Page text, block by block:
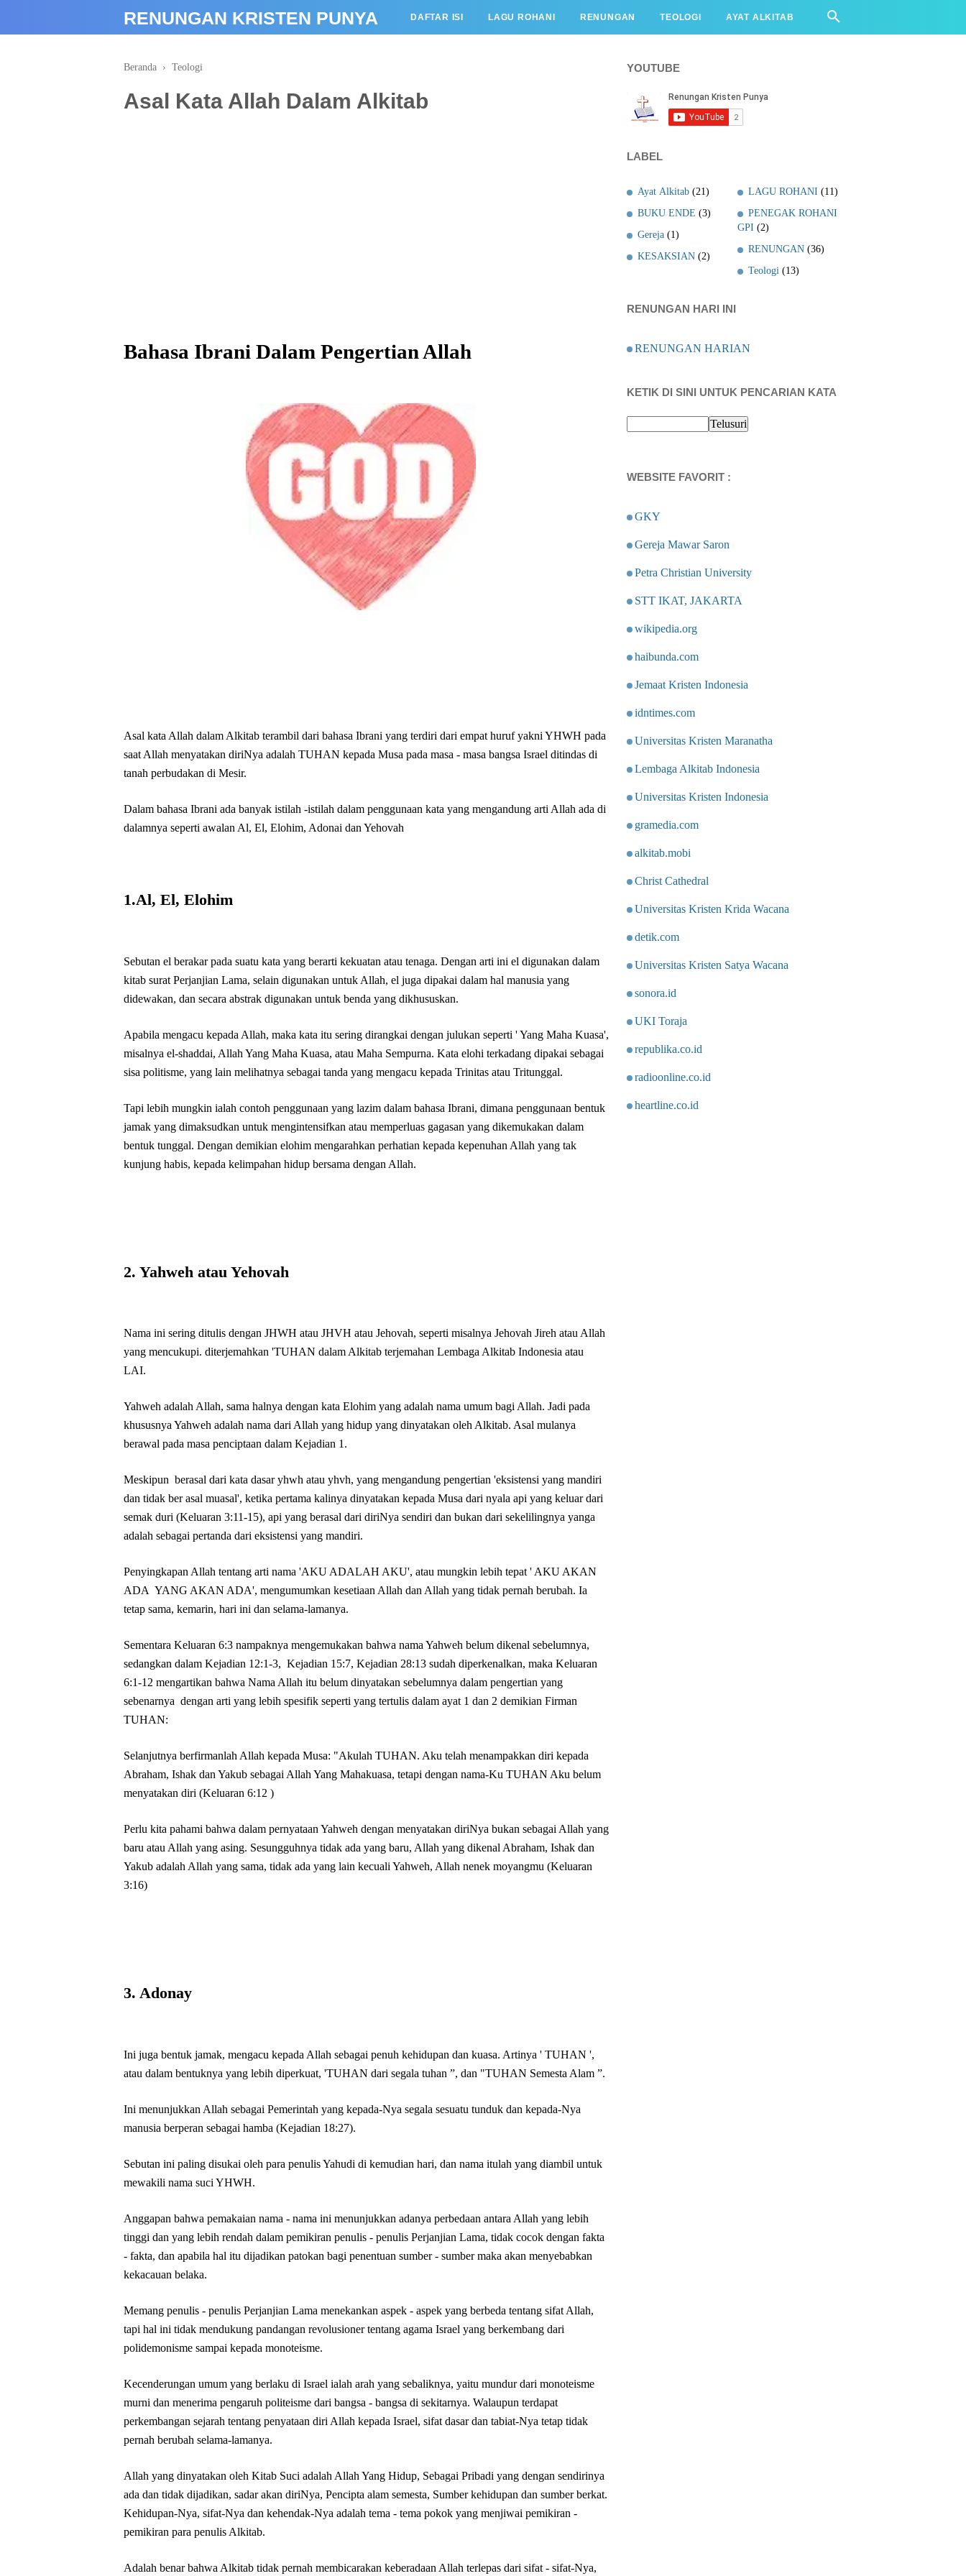
RENUNGAN KRISTEN PUNYA DAFTAR ISI LAGU ROHANI RENUNGAN TEOLOGI AYAT ALKITAB
Beranda › Teologi
Asal Kata Allah Dalam Alkitab
Bahasa Ibrani Dalam Pengertian Allah
Asal kata Allah dalam Alkitab terambil dari bahasa Ibrani yang terdiri dari empat huruf yakni YHWH pada
saat Allah menyatakan diriNya adalah TUHAN kepada Musa pada masa - masa bangsa Israel ditindas di
tanah perbudakan di Mesir.
Dalam bahasa Ibrani ada banyak istilah -istilah dalam penggunaan kata yang mengandung arti Allah ada di
dalamnya seperti awalan Al, El, Elohim, Adonai dan Yehovah
1.Al, El, Elohim
Sebutan el berakar pada suatu kata yang berarti kekuatan atau tenaga. Dengan arti ini el digunakan dalam
kitab surat Perjanjian Lama, selain digunakan untuk Allah, el juga dipakai dalam hal manusia yang
didewakan, dan secara abstrak digunakan untuk benda yang dikhususkan.
Apabila mengacu kepada Allah, maka kata itu sering dirangkai dengan julukan seperti ' Yang Maha Kuasa',
misalnya el-shaddai, Allah Yang Maha Kuasa, atau Maha Sempurna. Kata elohi terkadang dipakai sebagai
sisa politisme, yang lain melihatnya sebagai tanda yang mengacu kepada Trinitas atau Tritunggal.
Tapi lebih mungkin ialah contoh penggunaan yang lazim dalam bahasa Ibrani, dimana penggunaan bentuk
jamak yang dimaksudkan untuk mengintensifkan atau memperluas gagasan yang dikemukakan dalam
bentuk tunggal. Dengan demikian elohim mengarahkan perhatian kepada kepenuhan Allah yang tak
kunjung habis, kepada kelimpahan hidup bersama dengan Allah.
2. Yahweh atau Yehovah
Nama ini sering ditulis dengan JHWH atau JHVH atau Jehovah, seperti misalnya Jehovah Jireh atau Allah
yang mencukupi. diterjemahkan 'TUHAN dalam Alkitab terjemahan Lembaga Alkitab Indonesia atau
LAI.
Yahweh adalah Allah, sama halnya dengan kata Elohim yang adalah nama umum bagi Allah. Jadi pada
khususnya Yahweh adalah nama dari Allah yang hidup yang dinyatakan oleh Alkitab. Asal mulanya
berawal pada masa penciptaan dalam Kejadian 1.
Meskipun berasal dari kata dasar yhwh atau yhvh, yang mengandung pengertian 'eksistensi yang mandiri
dan tidak ber asal muasal', ketika pertama kalinya dinyatakan kepada Musa dari nyala api yang keluar dari
semak duri (Keluaran 3:11-15), api yang berasal dari diriNya sendiri dan bukan dari sekelilingnya yanga
adalah sebagai pertanda dari eksistensi yang mandiri.
Penyingkapan Allah tentang arti nama 'AKU ADALAH AKU', atau mungkin lebih tepat ' AKU AKAN
ADA YANG AKAN ADA', mengumumkan kesetiaan Allah dan Allah yang tidak pernah berubah. Ia
tetap sama, kemarin, hari ini dan selama-lamanya.
Sementara Keluaran 6:3 nampaknya mengemukakan bahwa nama Yahweh belum dikenal sebelumnya,
sedangkan dalam Kejadian 12:1-3, Kejadian 15:7, Kejadian 28:13 sudah diperkenalkan, maka Keluaran
6:1-12 mengartikan bahwa Nama Allah itu belum dinyatakan sebelumnya dalam pengertian yang
sebenarnya dengan arti yang lebih spesifik seperti yang tertulis dalam ayat 1 dan 2 demikian Firman
TUHAN:
Selanjutnya berfirmanlah Allah kepada Musa: "Akulah TUHAN. Aku telah menampakkan diri kepada
Abraham, Ishak dan Yakub sebagai Allah Yang Mahakuasa, tetapi dengan nama-Ku TUHAN Aku belum
menyatakan diri (Keluaran 6:12 )
Perlu kita pahami bahwa dalam pernyataan Yahweh dengan menyatakan diriNya bukan sebagai Allah yang
baru atau Allah yang asing. Sesungguhnya tidak ada yang baru, Allah yang dikenal Abraham, Ishak dan
Yakub adalah Allah yang sama, tidak ada yang lain kecuali Yahweh, Allah nenek moyangmu (Keluaran
3:16)
3. Adonay
Ini juga bentuk jamak, mengacu kepada Allah sebagai penuh kehidupan dan kuasa. Artinya ' TUHAN ',
atau dalam bentuknya yang lebih diperkuat, 'TUHAN dari segala tuhan ”, dan "TUHAN Semesta Alam ”.
Ini menunjukkan Allah sebagai Pemerintah yang kepada-Nya segala sesuatu tunduk dan kepada-Nya
manusia berperan sebagai hamba (Kejadian 18:27).
Sebutan ini paling disukai oleh para penulis Yahudi di kemudian hari, dan nama itulah yang diambil untuk
mewakili nama suci YHWH.
Anggapan bahwa pemakaian nama - nama ini menunjukkan adanya perbedaan antara Allah yang lebih
tinggi dan yang lebih rendah dalam pemikiran penulis - penulis Perjanjian Lama, tidak cocok dengan fakta
- fakta, dan apabila hal itu dijadikan patokan bagi penentuan sumber - sumber maka akan menyebabkan
kekacauan belaka.
Memang penulis - penulis Perjanjian Lama menekankan aspek - aspek yang berbeda tentang sifat Allah,
tapi hal ini tidak mendukung pandangan revolusioner tentang agama Israel yang berkembang dari
polidemonisme sampai kepada monoteisme.
Kecenderungan umum yang berlaku di Israel ialah arah yang sebaliknya, yaitu mundur dari monoteisme
murni dan menerima pengaruh politeisme dari bangsa - bangsa di sekitarnya. Walaupun terdapat
perkembangan sejarah tentang penyataan diri Allah kepada Israel, sifat dasar dan tabiat-Nya tetap tidak
pernah berubah selama-lamanya.
Allah yang dinyatakan oleh Kitab Suci adalah Allah Yang Hidup, Sebagai Pribadi yang dengan sendirinya
ada dan tidak dijadikan, sadar akan diriNya, Pencipta alam semesta, Sumber kehidupan dan sumber berkat.
Kehidupan-Nya, sifat-Nya dan kehendak-Nya adalah tema - tema pokok yang menjiwai pemikiran -
pemikiran para penulis Alkitab.
Adalah benar bahwa Alkitab tidak pernah membicarakan keberadaan Allah terlepas dari sifat - sifat-Nya,
YOUTUBE
LABEL
Ayat Alkitab (21)
BUKU ENDE (3)
Gereja (1)
KESAKSIAN (2)
LAGU ROHANI (11)
PENEGAK ROHANI
GPI (2)
RENUNGAN (36)
Teologi (13)
RENUNGAN HARI INI
RENUNGAN HARIAN
KETIK DI SINI UNTUK PENCARIAN KATA
WEBSITE FAVORIT :
GKY
Gereja Mawar Saron
Petra Christian University
STT IKAT, JAKARTA
wikipedia.org
haibunda.com
Jemaat Kristen Indonesia
idntimes.com
Universitas Kristen Maranatha
Lembaga Alkitab Indonesia
Universitas Kristen Indonesia
gramedia.com
alkitab.mobi
Christ Cathedral
Universitas Kristen Krida Wacana
detik.com
Universitas Kristen Satya Wacana
sonora.id
UKI Toraja
republika.co.id
radioonline.co.id
heartline.co.id